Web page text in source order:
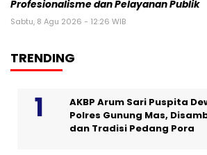
Profesionalisme dan Pelayanan Publik
Sabtu, 8 Agu 2026 - 12:26 WIB
TRENDING
AKBP Arum Sari Puspita
Polres Gunung Mas,
dan Tradisi Pedang Pora